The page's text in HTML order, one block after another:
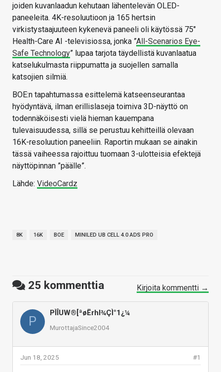
joiden kuvanlaadun kehutaan lähentelevän OLED-
paneeleita. 4K-resoluutioon ja 165 hertsin
virkistystaajuuteen kykenevä paneeli oli käytössä 75″
Health-Care AI -televisiossa, jonka ”All-Scenarios Eye-
Safe Technology” lupaa tarjota täydellistä kuvanlaatua
katselukulmasta riippumatta ja suojellen samalla
katsojien silmiä.
BOE:n tapahtumassa esittelemä katseenseurantaa
hyödyntävä, ilman erillislaseja toimiva 3D-näyttö on
todennäköisesti vielä hieman kauempana
tulevaisuudessa, sillä se perustuu kehitteillä olevaan
16K-resoluution paneeliin. Raportin mukaan se ainakin
tässä vaiheessa rajoittuu tuomaan 3-ulotteisia efektejä
näyttöpinnan ”päälle”.
Lähde: VideoCardz
8K 16K BOE MINILED UB CELL 4.0 ADS PRO
25 kommenttia Kirjoita kommentti →
P
PÌÎUW®[ªøËrhl¾ÇÌ°1¿¼
MurottajaSince2004
#1
Jun 18, 2025